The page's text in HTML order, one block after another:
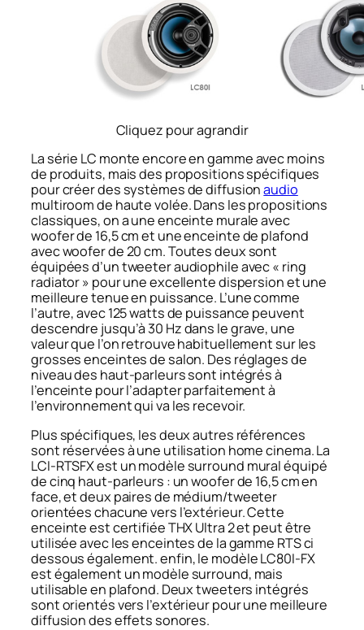
Cliquez pour agrandir
La série LC monte encore en gamme avec moins
de produits, mais des propositions spécifiques
pour créer des systèmes de diffusionaudio
multiroom de haute volée. Dans les propositions
classiques, on a une enceinte murale avec
woofer de 16,5 cm et une enceinte de plafond
avec woofer de 20 cm. Toutes deux sont
équipées d’un tweeter audiophile avec « ring
radiator » pour une excellente dispersion et une
meilleure tenue en puissance. L’une comme
l’autre, avec 125 watts de puissance peuvent
descendre jusqu’à 30 Hz dans le grave, une
valeur que l’on retrouve habituellement sur les
grosses enceintes de salon. Des réglages de
niveau des haut-parleurs sont intégrés à
l’enceinte pour l’adapter parfaitement à
l’environnement qui va les recevoir.
Plus spécifiques, les deux autres références
sont réservées à une utilisation home cinema. La
LCI-RTSFX est un modèle surround mural équipé
de cinq haut-parleurs : un woofer de 16,5 cm en
face, et deux paires de médium/tweeter
orientées chacune vers l’extérieur. Cette
enceinte est certifiée THX Ultra 2 et peut être
utilisée avec les enceintes de la gamme RTS ci
dessous également. enfin, le modèle LC80I-FX
est également un modèle surround, mais
utilisable en plafond. Deux tweeters intégrés
sont orientés vers l’extérieur pour une meilleure
diffusion des effets sonores.